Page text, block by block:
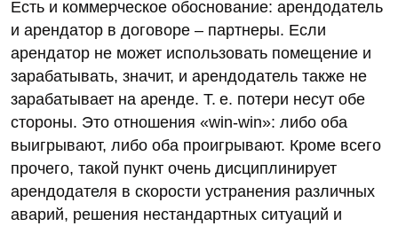
Есть и коммерческое обоснование: арендодатель
и арендатор в договоре – партнеры. Если
арендатор не может использовать помещение и
зарабатывать, значит, и арендодатель также не
зарабатывает на аренде. Т. е. потери несут обе
стороны. Это отношения «win-win»: либо оба
выигрывают, либо оба проигрывают. Кроме всего
прочего, такой пункт очень дисциплинирует
арендодателя в скорости устранения различных
аварий, решения нестандартных ситуаций и